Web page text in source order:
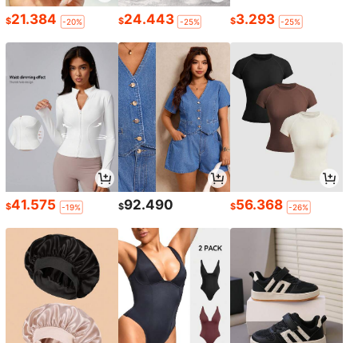
$21.384 -20% $24.443 -25% $3.293 -25%
$41.575 -19% $92.490 $56.368 -26%